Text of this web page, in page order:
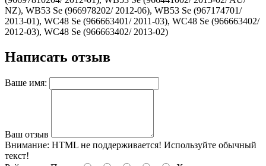
NZ), WB53 Se (966978202/ 2012-06), WB53 Se (967174701/
2013-01), WC48 Se (966663401/ 2011-03), WC48 Se (966663402/
2012-03), WC48 Se (966663402/ 2013-02)
Написать отзыв
Ваше имя:
Ваш отзыв
Внимание: HTML не поддерживается! Используйте обычный
текст!